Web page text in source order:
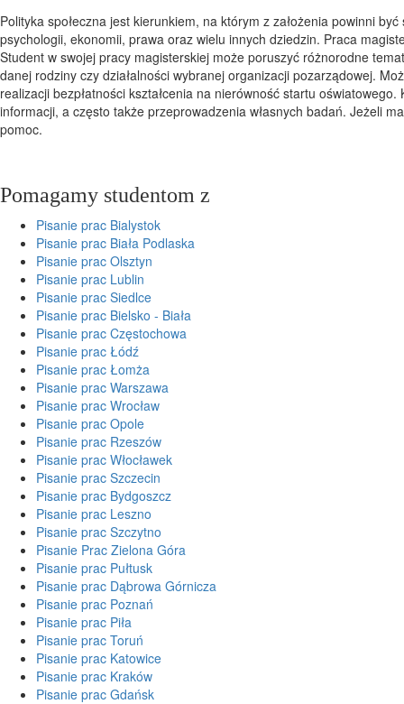
Polityka społeczna jest kierunkiem, na którym z założenia powinni
psychologii, ekonomii, prawa oraz wielu innych dziedzin. Praca
Student w swojej pracy magisterskiej może poruszyć różnorodne
danej rodziny czy działalności wybranej organizacji pozarządowej.
realizacji bezpłatności kształcenia na nierówność startu
informacji, a często także przeprowadzenia własnych badań. Jeżeli
pomoc.
Pomagamy studentom z
Pisanie prac Bialystok
Pisanie prac Biała Podlaska
Pisanie prac Olsztyn
Pisanie prac Lublin
Pisanie prac Siedlce
Pisanie prac Bielsko - Biała
Pisanie prac Częstochowa
Pisanie prac Łódź
Pisanie prac Łomża
Pisanie prac Warszawa
Pisanie prac Wrocław
Pisanie prac Opole
Pisanie prac Rzeszów
Pisanie prac Włocławek
Pisanie prac Szczecin
Pisanie prac Bydgoszcz
Pisanie prac Leszno
Pisanie prac Szczytno
Pisanie Prac Zielona Góra
Pisanie prac Pułtusk
Pisanie prac Dąbrowa Górnicza
Pisanie prac Poznań
Pisanie prac Piła
Pisanie prac Toruń
Pisanie prac Katowice
Pisanie prac Kraków
Pisanie prac Gdańsk